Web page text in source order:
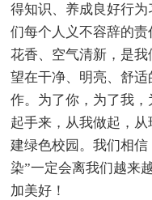
得知识、养成良好行
们每个人义不容辞的
花香、空气清新，是
望在干净、明亮、舒
作。为了你，为了我
起手来，从我做起，从
建绿色校园。我们相
染”一定会离我们越来
加美好！